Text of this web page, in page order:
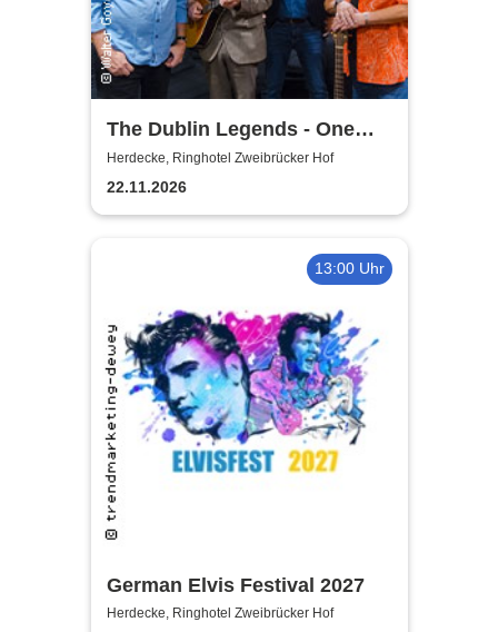
The Dublin Legends - One
Last Time
Herdecke, Ringhotel Zweibrücker Hof
22.11.2026
13:00 Uhr
German Elvis Festival 2027
Herdecke, Ringhotel Zweibrücker Hof